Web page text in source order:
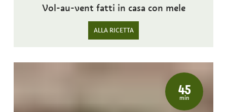
Vol-au-vent fatti in casa con mele
ALLA RICETTA
45
min